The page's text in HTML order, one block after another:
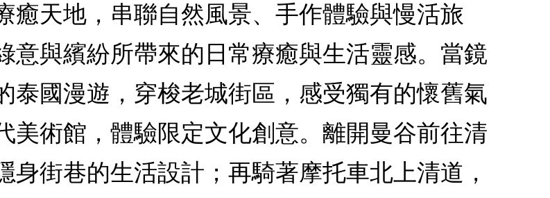
癒天地，串聯自然風景、手作體驗與慢活旅
意與繽紛所帶來的日常療癒與生活靈感。當鏡
泰國漫遊，穿梭老城街區，感受獨有的懷舊氣
美術館，體驗限定文化創意。離開曼谷前往清
街巷的生活設計；再騎著摩托車北上清道，